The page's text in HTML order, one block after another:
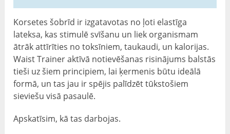
Korsetes šobrīd ir izgatavotas no ļoti elastīga
lateksa, kas stimulē svīšanu un liek organismam
ātrāk attīrīties no toksīniem, taukaudi, un kalorijas.
Waist Trainer aktīvā notievēšanas risinājums balstās
tieši uz šiem principiem, lai ķermenis būtu ideālā
formā, un tas jau ir spējis palīdzēt tūkstošiem
sieviešu visā pasaulē.
Apskatīsim, kā tas darbojas.